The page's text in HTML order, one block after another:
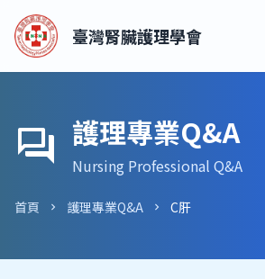
臺灣腎臟護理學會
forum 護理專業Q&A
Nursing Professional Q&A
首頁 chevron_right 護理專業Q&A chevron_right C肝